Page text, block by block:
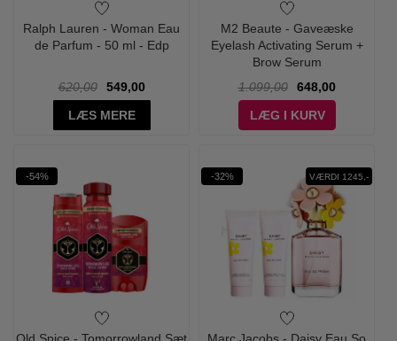
Ralph Lauren - Woman Eau
de Parfum - 50 ml - Edp
620,00
549,00
LÆS MERE
M2 Beaute - Gaveæske
Eyelash Activating Serum +
Brow Serum
1.099,00
648,00
LÆG I KURV
-54% -32% VÆRDI 1245,-